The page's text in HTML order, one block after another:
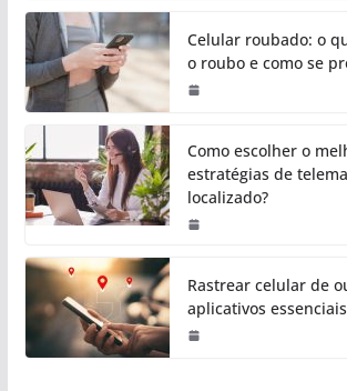
Celular roubado: o
o roubo e como se
Como escolher o
estratégias de
localizado?
Rastrear celular de
aplicativos essenciais